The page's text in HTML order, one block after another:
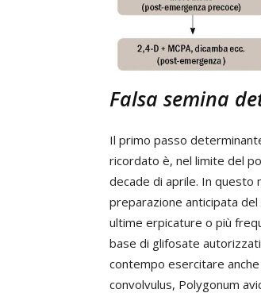
Falsa semina
Il primo passo
ricordato è, nel limite del
decade di aprile. In questo
preparazione anticipata
ultime erpicature o più
base di glifosate
contempo esercitare
convolvulus, Polygonum